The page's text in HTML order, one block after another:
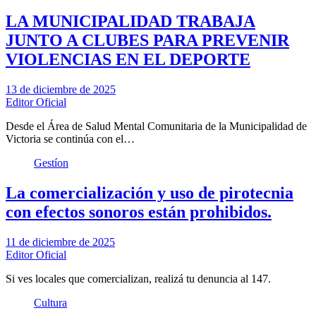
LA MUNICIPALIDAD TRABAJA
JUNTO A CLUBES PARA PREVENIR
VIOLENCIAS EN EL DEPORTE
13 de diciembre de 2025
Editor Oficial
Desde el Área de Salud Mental Comunitaria de la Municipalidad de
Victoria se continúa con el…
Gestíon
La comercialización y uso de pirotecnia
con efectos sonoros están prohibidos.
11 de diciembre de 2025
Editor Oficial
Si ves locales que comercializan, realizá tu denuncia al 147.
Cultura